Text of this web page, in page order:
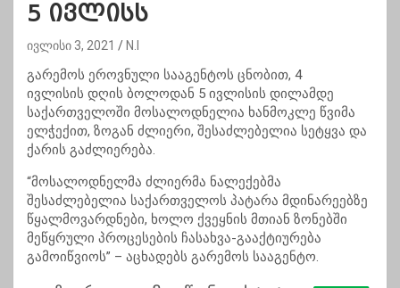
5 ივლისს
ივლისი 3, 2021 N.I
გარემოს ეროვნული სააგენტოს ცნობით, 4
ივლისის დღის ბოლოდან 5 ივლისის დილამდე
საქართველოში მოსალოდნელია ხანმოკლე წვიმა
ელჭექით, ზოგან ძლიერი, შესაძლებელია სეტყვა და
ქარის გაძლიერება.
“მოსალოდნელმა ძლიერმა ნალექებმა
შესაძლებელია საქართველოს პატარა მდინარეებზე
წყალმოვარდნები, ხოლო ქვეყნის მთიან ზონებში
მეწყრული პროცესების ჩასახვა-გააქტიურება
გამოიწვიოს” – აცხადებს გარემოს სააგენტო.